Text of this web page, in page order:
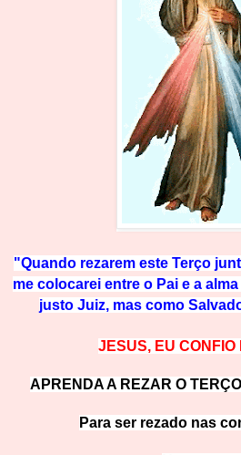
"Quando rezarem este Terço
me colocarei entre o Pai e a
justo Juiz, mas como
JESUS, EU CONFIO
APRENDA A REZAR O
Para ser rezado nas